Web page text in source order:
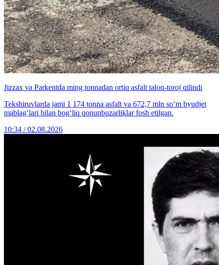
Jizzax va Parkentda ming tonnadan ortiq asfalt talon-toroj qilindi
Tekshiruvlarda jami 1 174 tonna asfalt va 672,7 mln so‘m byudjet
mablag‘lari bilan bog‘liq qonunbuzarliklar fosh etilgan.
10:34 / 02.08.2026